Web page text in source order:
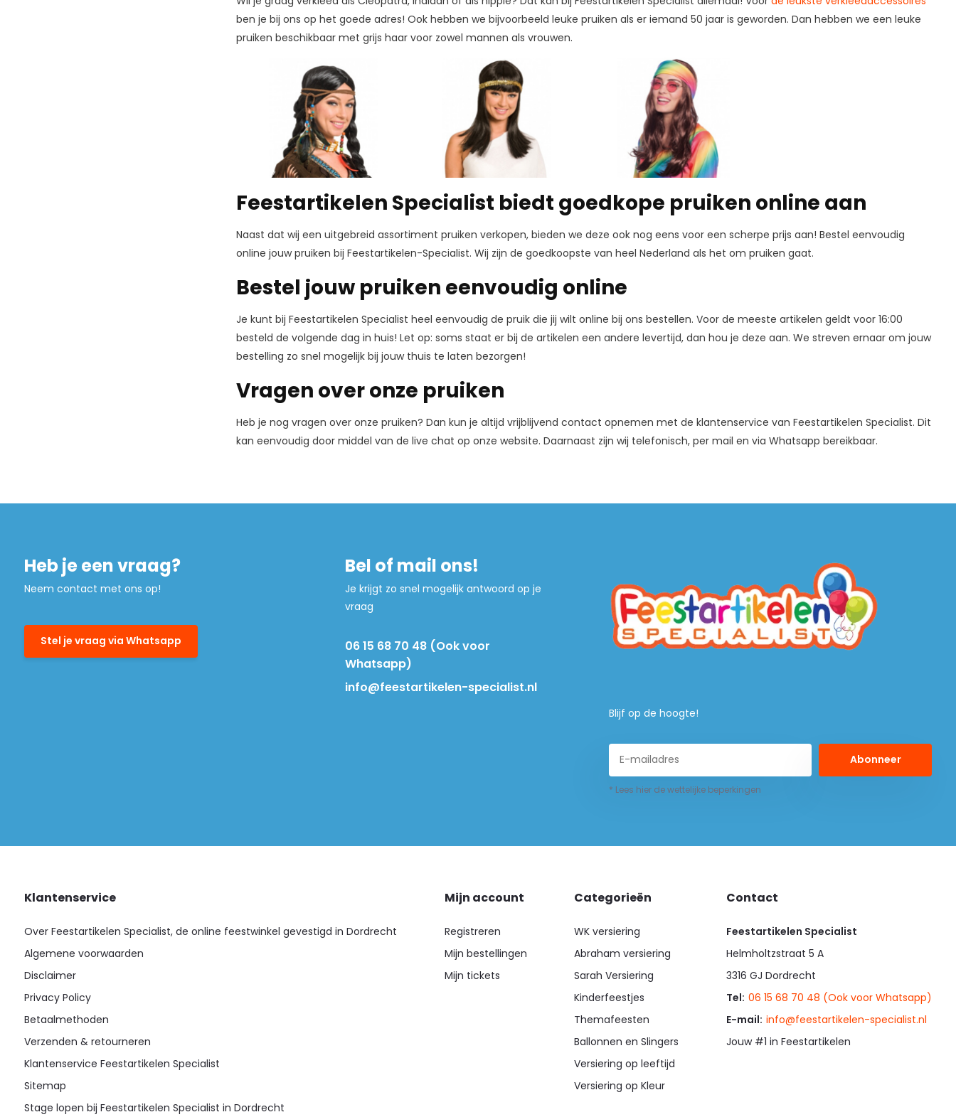
ben je bij ons op het goede adres! Ook hebben we bijvoorbeeld leuke pruiken als er iemand 50 jaar is geworden. Dan hebben we een leuke
pruiken beschikbaar met grijs haar voor zowel mannen als vrouwen.
Feestartikelen Specialist biedt goedkope pruiken online aan
Naast dat wij een uitgebreid assortiment pruiken verkopen, bieden we deze ook nog eens voor een scherpe prijs aan! Bestel eenvoudig
online jouw pruiken bij Feestartikelen-Specialist. Wij zijn de goedkoopste van heel Nederland als het om pruiken gaat.
Bestel jouw pruiken eenvoudig online
Je kunt bij Feestartikelen Specialist heel eenvoudig de pruik die jij wilt online bij ons bestellen. Voor de meeste artikelen geldt voor 16:00
besteld de volgende dag in huis! Let op: soms staat er bij de artikelen een andere levertijd, dan hou je deze aan. We streven ernaar om jouw
bestelling zo snel mogelijk bij jouw thuis te laten bezorgen!
Vragen over onze pruiken
Heb je nog vragen over onze pruiken? Dan kun je altijd vrijblijvend contact opnemen met de klantenservice van Feestartikelen Specialist. Dit
kan eenvoudig door middel van de live chat op onze website. Daarnaast zijn wij telefonisch, per mail en via Whatsapp bereikbaar.
Heb je een vraag?
Neem contact met ons op!
Stel je vraag via Whatsapp
Bel of mail ons!
Je krijgt zo snel mogelijk antwoord op je
vraag
06 15 68 70 48 (Ook voor
Whatsapp)
info@feestartikelen-specialist.nl
Blijf op de hoogte!
Abonneer
* Lees hier de wettelijke beperkingen
Klantenservice
Over Feestartikelen Specialist, de online feestwinkel gevestigd in Dordrecht
Algemene voorwaarden
Disclaimer
Privacy Policy
Betaalmethoden
Verzenden & retourneren
Klantenservice Feestartikelen Specialist
Sitemap
Stage lopen bij Feestartikelen Specialist in Dordrecht
Mijn account
Registreren
Mijn bestellingen
Mijn tickets
Categorieën
WK versiering
Abraham versiering
Sarah Versiering
Kinderfeestjes
Themafeesten
Ballonnen en Slingers
Versiering op leeftijd
Versiering op Kleur
Contact
Feestartikelen Specialist
Helmholtzstraat 5 A
3316 GJ Dordrecht
Tel: 06 15 68 70 48 (Ook voor Whatsapp)
E-mail: info@feestartikelen-specialist.nl
Jouw #1 in Feestartikelen